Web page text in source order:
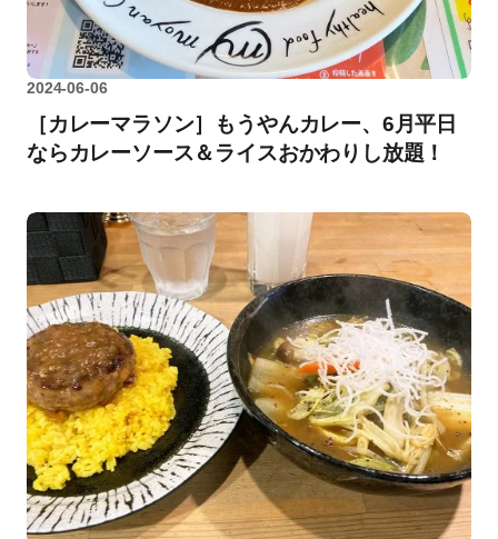
2024-06-06
［カレーマラソン］もうやんカレー、6月平日
ならカレーソース＆ライスおかわりし放題！